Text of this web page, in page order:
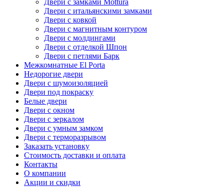
Двери с замками Mottura
Двери с итальянскими замками
Двери с ковкой
Двери с магнитным контуром
Двери с молдингами
Двери с отделкой Шпон
Двери с петлями Барк
Межкомнатные El Porta
Недорогие двери
Двери с шумоизоляцией
Двери под покраску
Белые двери
Двери с окном
Двери с зеркалом
Двери с умным замком
Двери с терморазрывом
Заказать установку
Стоимость доставки и оплата
Контакты
О компании
Акции и скидки